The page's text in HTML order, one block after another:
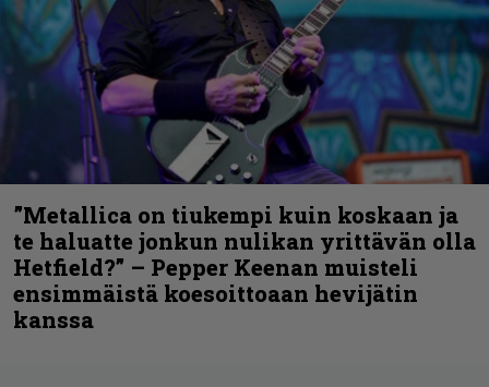
”Metallica on tiukempi kuin koskaan ja
te haluatte jonkun nulikan yrittävän olla
Hetfield?” – Pepper Keenan muisteli
ensimmäistä koesoittoaan hevijätin
kanssa